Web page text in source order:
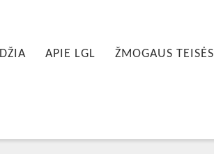
APIE LGL ŽMOGAUS TEISĖS